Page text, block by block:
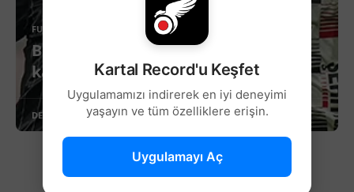
FUTBOL
Beşiktaş evinde Gaziantep FK'ya
kaybetti!
DEVAMINI OKU
Kartal Record'u Keşfet
Uygulamamızı indirerek en iyi deneyimi
yaşayın ve tüm özelliklere erişin.
Uygulamayı Aç